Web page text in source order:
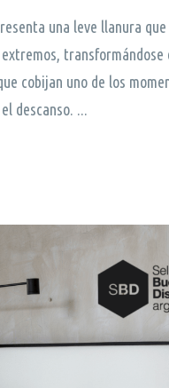
una leve llanura que
transformándose
cobijan uno de los
descanso. ...